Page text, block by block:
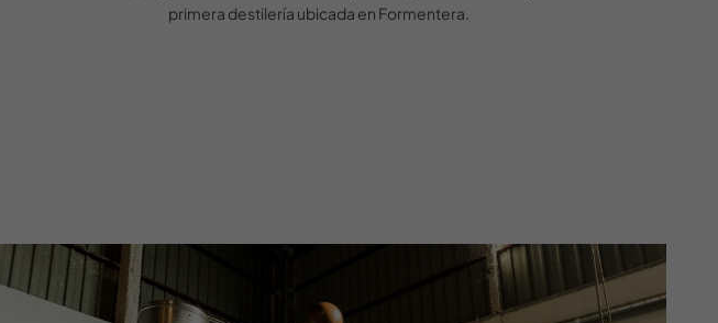
primera destilería ubicada en Formentera.